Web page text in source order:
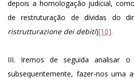
depois a homologação judicial,
de restruturação de dívidas do
ristrutturazione dei debiti)[10].
III. Iremos de seguida analisar o
subsequentemente, fazer-nos uma